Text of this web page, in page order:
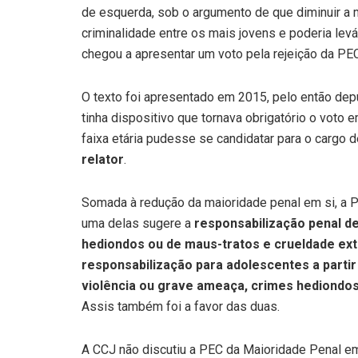
de esquerda, sob o argumento de que diminuir
criminalidade entre os mais jovens e poderia
chegou a apresentar um voto pela rejeição da
O texto foi apresentado em 2015, pelo então
tinha dispositivo que tornava obrigatório o voto
faixa etária pudesse se candidatar para o cargo
relator.
Somada à redução da maioridade penal em si, a
uma delas sugere a responsabilização penal
hediondos ou de maus-tratos e crueldade
responsabilização para adolescentes a
violência ou grave ameaça, crimes
Assis também foi a favor das duas.
A CCJ não discutiu a PEC da Maioridade Penal